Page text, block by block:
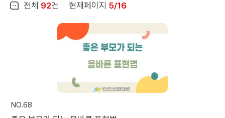
전체 92건 현재페이지 5/16
NO.68